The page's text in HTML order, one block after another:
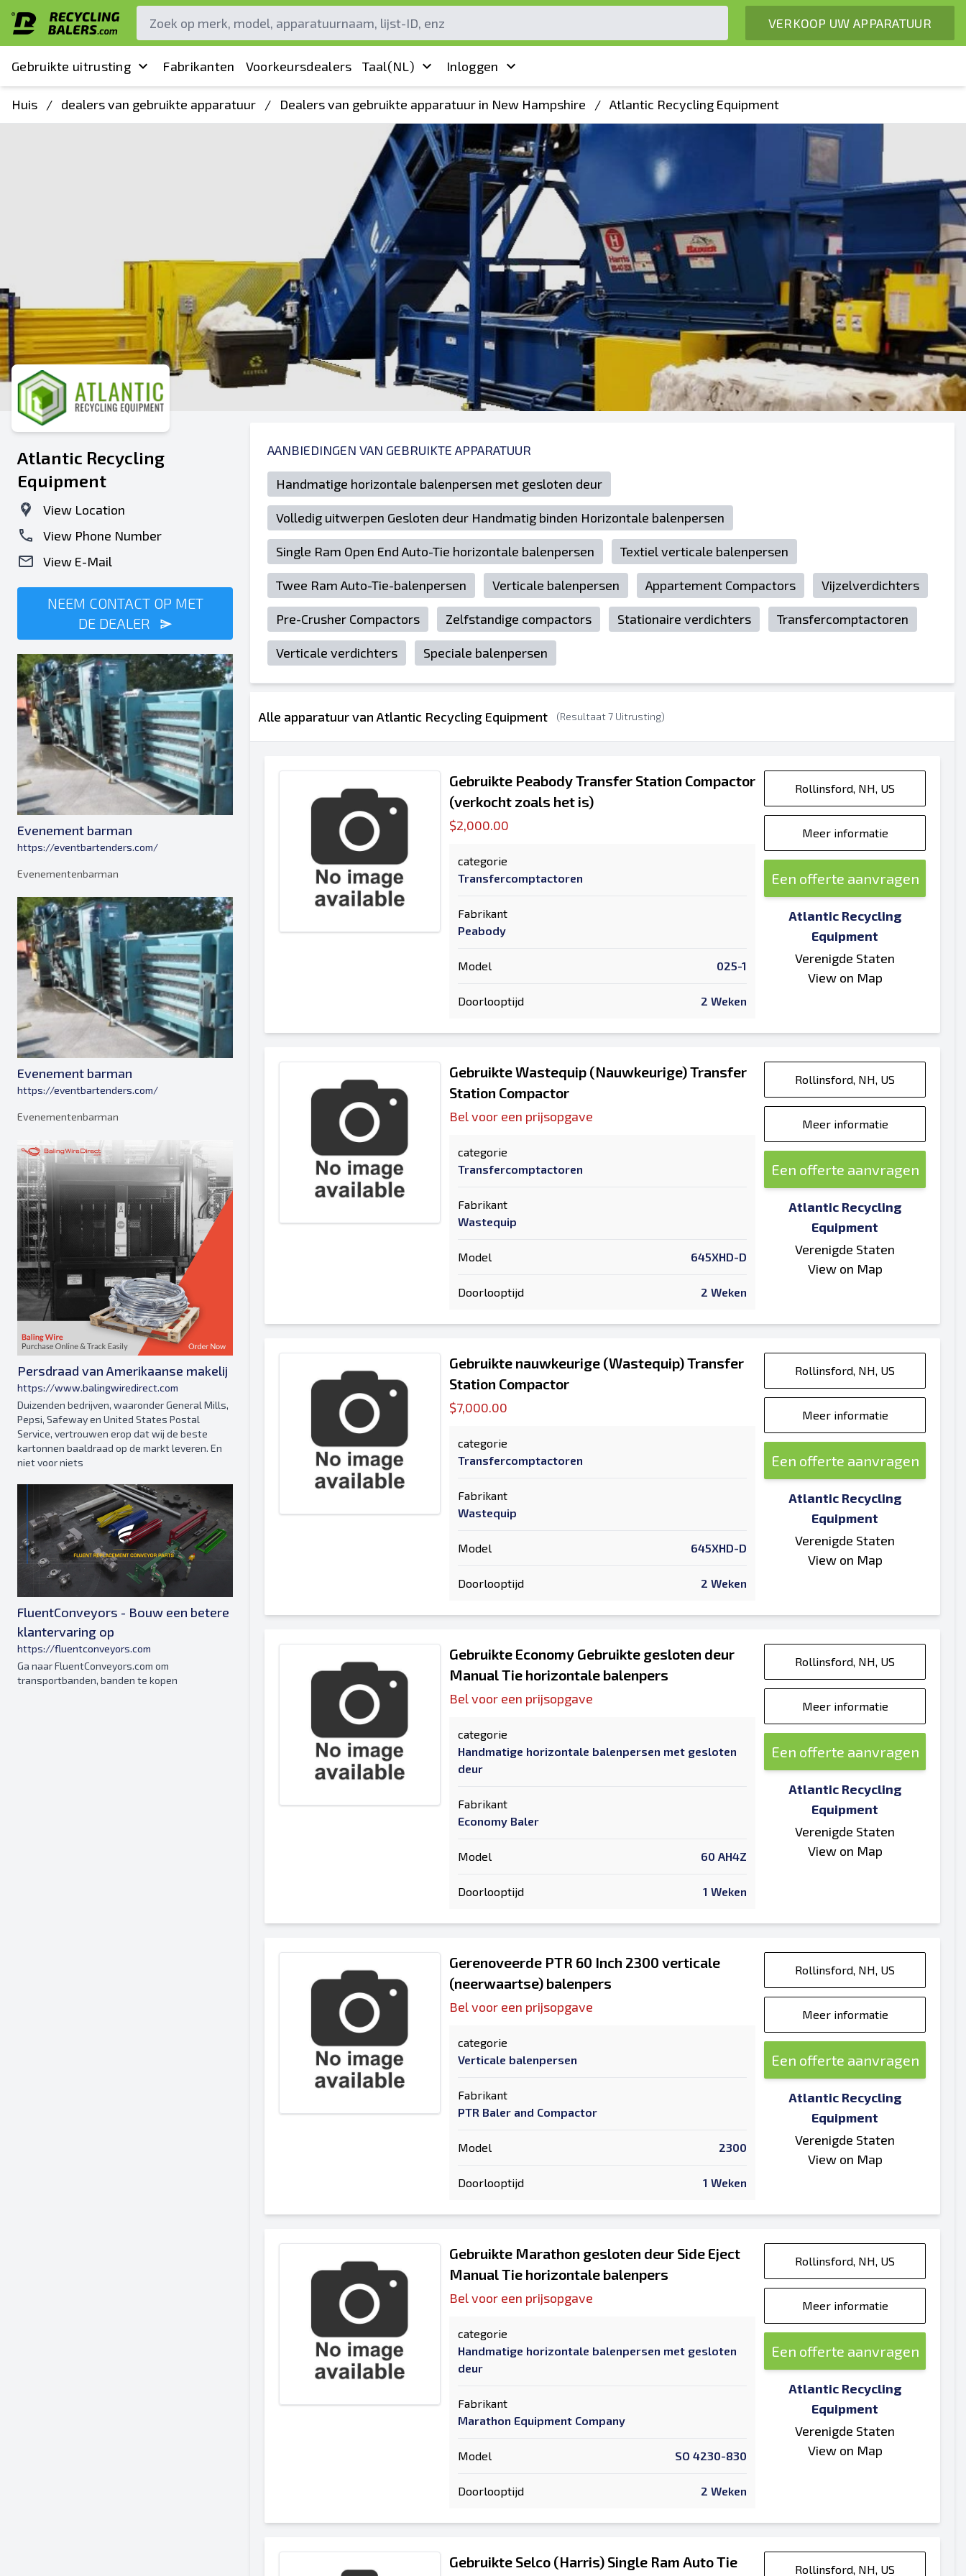
VERKOOP UW APPARATUUR
Gebruikte uitrusting Fabrikanten Voorkeursdealers Taal(NL) Inloggen
Huis / dealers van gebruikte apparatuur / Dealers van gebruikte apparatuur in New Hampshire / Atlantic Recycling Equipment
Atlantic Recycling
Equipment
View Location
View Phone Number
View E-Mail
NEEM CONTACT OP MET
DE DEALER
Evenement barman
https://eventbartenders.com/
Evenementenbarman
Evenement barman
https://eventbartenders.com/
Evenementenbarman
Persdraad van Amerikaanse makelij
https://www.balingwiredirect.com
Duizenden bedrijven, waaronder General Mills,
Pepsi, Safeway en United States Postal
Service, vertrouwen erop dat wij de beste
kartonnen baaldraad op de markt leveren. En
niet voor niets
FluentConveyors - Bouw een betere
klantervaring op
https://fluentconveyors.com
Ga naar FluentConveyors.com om
transportbanden, banden te kopen
AANBIEDINGEN VAN GEBRUIKTE APPARATUUR
Handmatige horizontale balenpersen met gesloten deur
Volledig uitwerpen Gesloten deur Handmatig binden Horizontale balenpersen
Single Ram Open End Auto-Tie horizontale balenpersen Textiel verticale balenpersen
Twee Ram Auto-Tie-balenpersen Verticale balenpersen Appartement Compactors Vijzelverdichters
Pre-Crusher Compactors Zelfstandige compactors Stationaire verdichters Transfercomptactoren
Verticale verdichters Speciale balenpersen
Alle apparatuur van Atlantic Recycling Equipment (Resultaat 7 Uitrusting)
Gebruikte Peabody Transfer Station Compactor
(verkocht zoals het is)
$2,000.00
categorie
Transfercomptactoren
Fabrikant
Peabody
Model 025-1
Doorlooptijd 2 Weken
Rollinsford, NH, US
Meer informatie
Een offerte aanvragen
Atlantic Recycling
Equipment
Verenigde Staten
View on Map
Gebruikte Wastequip (Nauwkeurige) Transfer
Station Compactor
Bel voor een prijsopgave
categorie
Transfercomptactoren
Fabrikant
Wastequip
Model 645XHD-D
Doorlooptijd 2 Weken
Rollinsford, NH, US
Meer informatie
Een offerte aanvragen
Atlantic Recycling
Equipment
Verenigde Staten
View on Map
Gebruikte nauwkeurige (Wastequip) Transfer
Station Compactor
$7,000.00
categorie
Transfercomptactoren
Fabrikant
Wastequip
Model 645XHD-D
Doorlooptijd 2 Weken
Rollinsford, NH, US
Meer informatie
Een offerte aanvragen
Atlantic Recycling
Equipment
Verenigde Staten
View on Map
Gebruikte Economy Gebruikte gesloten deur
Manual Tie horizontale balenpers
Bel voor een prijsopgave
categorie
Handmatige horizontale balenpersen met gesloten
deur
Fabrikant
Economy Baler
Model 60 AH4Z
Doorlooptijd 1 Weken
Rollinsford, NH, US
Meer informatie
Een offerte aanvragen
Atlantic Recycling
Equipment
Verenigde Staten
View on Map
Gerenoveerde PTR 60 Inch 2300 verticale
(neerwaartse) balenpers
Bel voor een prijsopgave
categorie
Verticale balenpersen
Fabrikant
PTR Baler and Compactor
Model 2300
Doorlooptijd 1 Weken
Rollinsford, NH, US
Meer informatie
Een offerte aanvragen
Atlantic Recycling
Equipment
Verenigde Staten
View on Map
Gebruikte Marathon gesloten deur Side Eject
Manual Tie horizontale balenpers
Bel voor een prijsopgave
categorie
Handmatige horizontale balenpersen met gesloten
deur
Fabrikant
Marathon Equipment Company
Model SO 4230-830
Doorlooptijd 2 Weken
Rollinsford, NH, US
Meer informatie
Een offerte aanvragen
Atlantic Recycling
Equipment
Verenigde Staten
View on Map
Gebruikte Selco (Harris) Single Ram Auto Tie
Rollinsford, NH, US